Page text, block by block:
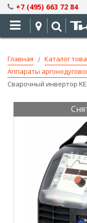
Skip
to
Content
+7 (495) 663 72 84
Главная
Каталог
Аппараты
Сварочный инвертор